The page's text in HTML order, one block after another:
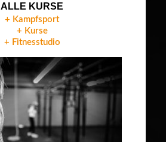
ALLE KURSE
+ Kampfsport
+ Kurse
+ Fitnesstudio